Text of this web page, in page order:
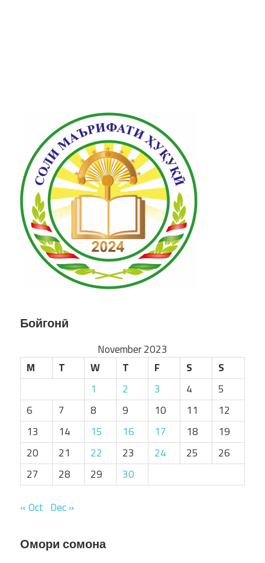
Бойгонӣ
November 2023
M
T W T F S
S
1
2 3 4
5
6
7 8 9 10 11
12
13
14 15 16 17 18
19
20
21 22 23 24 25
26
27
28 29 30
« Oct Dec »
Омори сомона